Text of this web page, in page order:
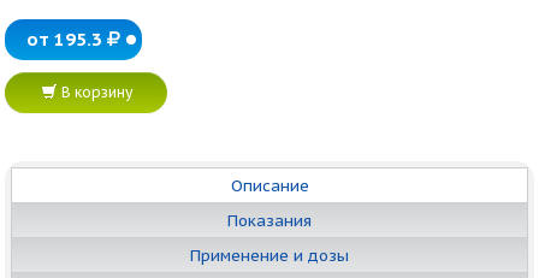
от 195.3
В корзину
Описание
Показания
Применение и дозы